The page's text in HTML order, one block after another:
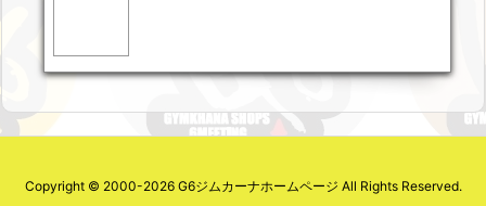
Copyright © 2000-2026 G6ジムカーナホームページ All Rights Reserved.